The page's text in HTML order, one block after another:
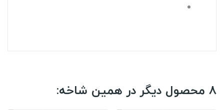
8 محصول دیگر در همین شاخه: